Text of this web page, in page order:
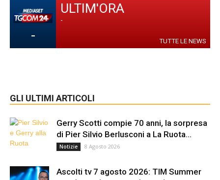
-
ULTIM'ORA
-
TUTTE LE NEWS
GLI ULTIMI ARTICOLI
Gerry Scotti compie 70 anni, la sorpresa
di Pier Silvio Berlusconi a La Ruota...
Notizie 8 Agosto 2026
Ascolti tv 7 agosto 2026: TIM Summer